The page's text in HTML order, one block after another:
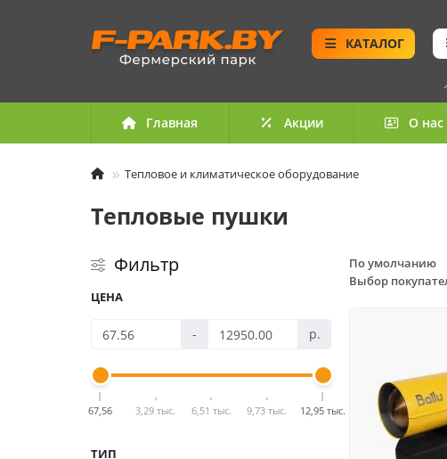
КАТАЛОГ
Главная Акции О нас
Тепловое и климатическое оборудование
Тепловые пушки
Фильтр
ЦЕНА
- р.
67,56 3,29 тыс. 6,51 тыс. 9,73 тыс. 12,95 тыс.
ТИП
По умолчанию
Выбор